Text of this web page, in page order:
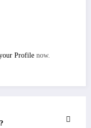
Profile now.